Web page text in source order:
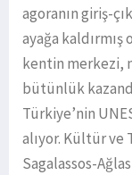
agoranın giriş-
ayağa
kentin merkezi,
bütünlük
Türkiye’nin
alıyor. Kültür ve
Sagalassos-